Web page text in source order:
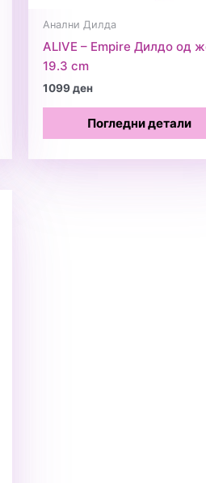
Анални Дилда
ALIVE – Empire Дилдо од
19.3 cm
1099ден
Погледни детали